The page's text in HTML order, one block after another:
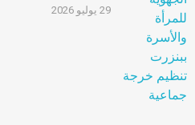
29 يوليو 2026